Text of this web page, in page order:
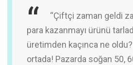
“Çiftçi zaman geldi
para kazanmayı ürünü
üretimden kaçınca ne
ortada! Pazarda soğan 50,